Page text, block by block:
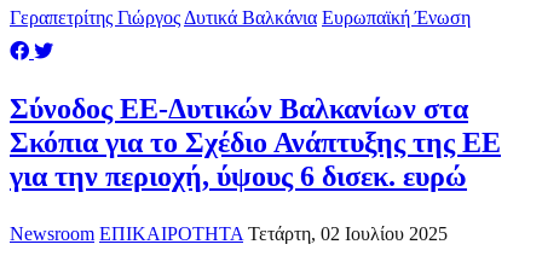
Γεραπετρίτης Γιώργος Δυτικά Βαλκάνια Ευρωπαϊκή Ένωση
Σύνοδος ΕΕ-Δυτικών Βαλκανίων στα
Σκόπια για το Σχέδιο Ανάπτυξης της ΕΕ
για την περιοχή, ύψους 6 δισεκ. ευρώ
Newsroom ΕΠΙΚΑΙΡΟΤΗΤΑ Τετάρτη, 02 Ιουλίου 2025